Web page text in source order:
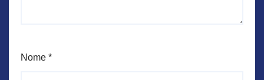
Nome *